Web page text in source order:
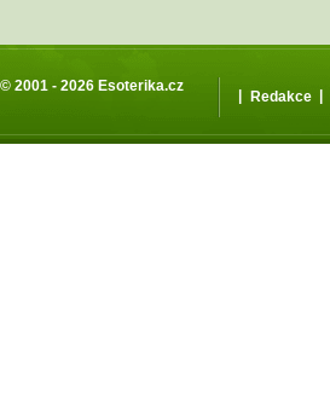
© 2001 - 2026 Esoterika.cz
| Redakce |